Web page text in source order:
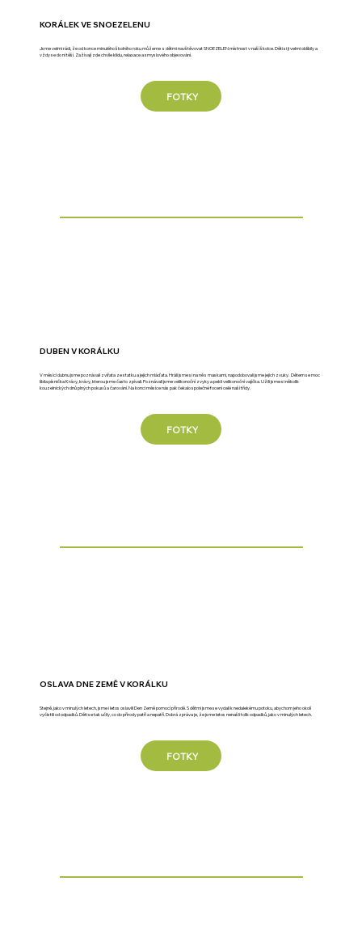
KORÁLEK VE SNOEZELENU
Jsme velmi rádi, že od konce minulého školního roku můžeme s dětmi navštěvovat SNOEZELEN místnost v naší školce. Děti si ji velmi oblíbily a
vždy se do ní těší. Zažívají zde chvíle klidu, relaxace a smyslového objevování.
FOTKY
DUBEN V KORÁLKU
V měsíci dubnu jsme poznávali zvířata ze statku a jejich mláďata. Hráli jsme si na ně s maskami, napodobovali jsme jejich zvuky. Dětem se moc
líbila písnička Krávy, krávy, kterou jsme často zpívali. Poznávali jsme velikonoční zvyky a pekli velikonoční vajíčka. Užili jsme si několik
kouzelnických dnů plných pokusů a čarování. Na konci měsíce nás pak čekalo společné focení celé naší třídy.
FOTKY
OSLAVA DNE ZEMĚ V KORÁLKU
Stejně, jako v minulých letech, jsme i letos oslavili Den Země pomocí přírodě. S dětmi jsme se vydali k nedalekému potoku, abychom jeho okolí
vyčistili od odpadků. Děti se tak učily, co do přírody patří a nepatří. Dobrá zpráva je, že jsme letos nenašli tolik odpadků, jako v minulých letech.
FOTKY